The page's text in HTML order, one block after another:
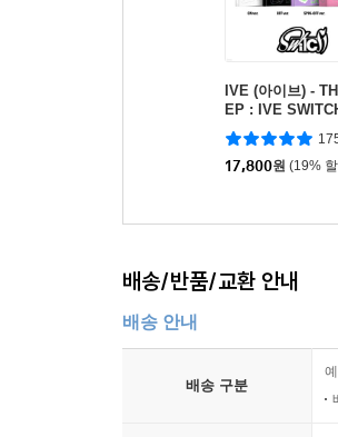
IVE (아이브) -
EP : IVE
중 1종 랜덤발송]
17,800원 (19%
배송/반품/교환 안내
배송 안내
배송 구분